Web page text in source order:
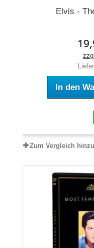
Elvis -
In den
Zum Vergleich